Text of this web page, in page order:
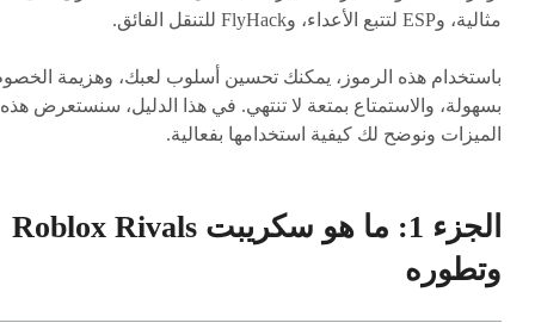
مثالية، وESP لتتبع الأعداء، وFlyHack للتنقل الفائق.
باستخدام هذه الرموز، يمكنك تحسين أسلوب لعبك، وهزيمة
بسهولة، والاستمتاع بمتعة لا تنتهي. في هذا الدليل، سنستعرض هذه
الميزات ونوضح لك كيفية استخدامها بفعالية.
الجزء 1: ما هو سكريبت Roblox Rivals
وتطوره